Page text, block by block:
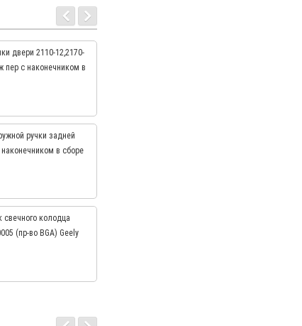
двери 2110-12,2170-
пер с наконечником в
ручки задней
в сборе
свечного колодца
(пр-во BGA) Geely